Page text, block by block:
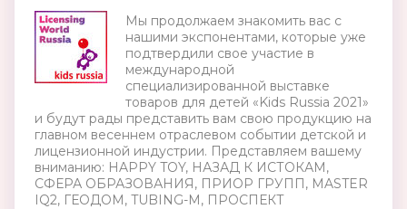
Мы продолжаем знакомить вас с
нашими экспонентами, которые уже
подтвердили свое участие в
международной
специализированной выставке
товаров для детей «Kids Russia 2021»
и будут рады представить вам свою продукцию на
главном весеннем отраслевом событии детской и
лицензионной индустрии. Представляем вашему
вниманию: HAPPY TOY, НАЗАД К ИСТОКАМ,
СФЕРА ОБРАЗОВАНИЯ, ПРИОР ГРУПП, MASTER
IQ2, ГЕОДОМ, TUBING-M, ПРОСПЕКТ